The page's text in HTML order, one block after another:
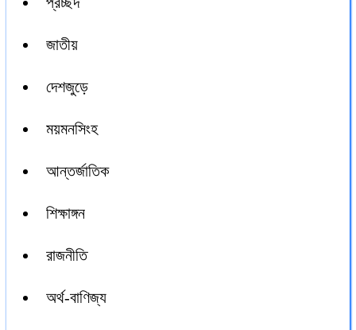
জাতীয়
দেশজুড়ে
ময়মনসিংহ
আন্তর্জাতিক
শিক্ষাঙ্গন
রাজনীতি
অর্থ-বাণিজ্য